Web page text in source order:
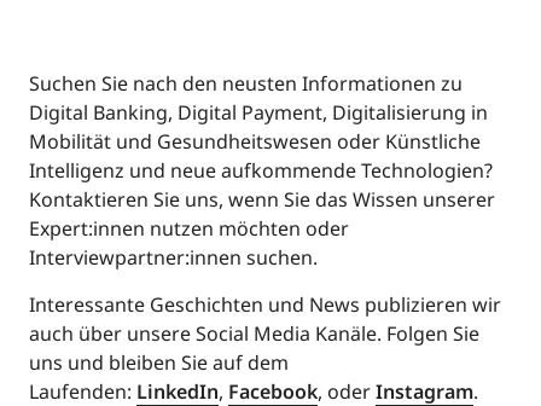
Suchen Sie nach den neusten Informationen zu
Digital Banking, Digital Payment, Digitalisierung in
Mobilität und Gesundheitswesen oder Künstliche
Intelligenz und neue aufkommende Technologien?
Kontaktieren Sie uns, wenn Sie das Wissen unserer
Expert:innen nutzen möchten oder
Interviewpartner:innen suchen.
Interessante Geschichten und News publizieren wir
auch über unsere Social Media Kanäle. Folgen Sie
uns und bleiben Sie auf dem
Laufenden: LinkedIn, Facebook, oderInstagram.